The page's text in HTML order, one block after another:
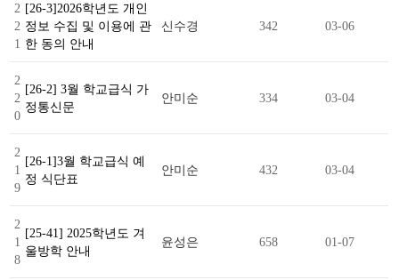
2
2
1
[26-3]2026학년도 개인
정보 수집 및 이용에 관
한 동의 안내
신수경 342 03-06
2
2
0
[26-2] 3월 학교급식 가
정통신문
안미순 334 03-04
2
1
9
[26-1]3월 학교급식 예
정 식단표
안미순 432 03-04
2
1
8
[25-41] 2025학년도 겨
울방학 안내
윤성은 658 01-07